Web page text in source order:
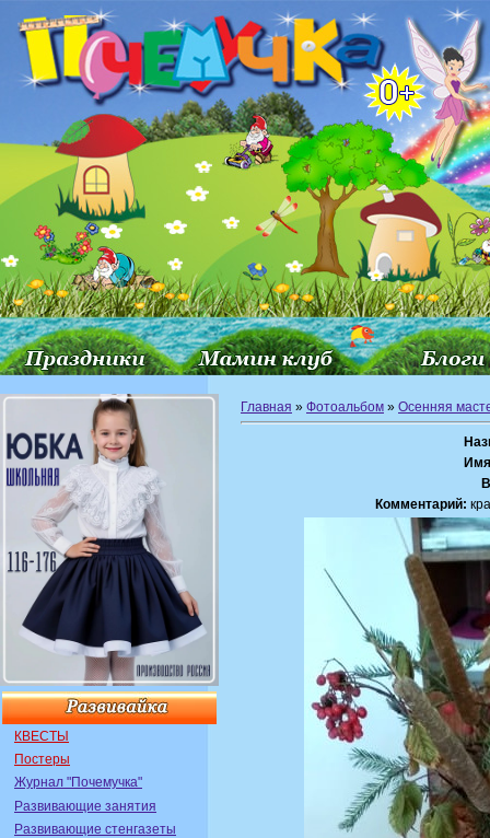
КВЕСТЫ
Постеры
Журнал "Почемучка"
Развивающие занятия
Развивающие стенгазеты
Главная » Фотоальбом » Осенняя
Комментарий: